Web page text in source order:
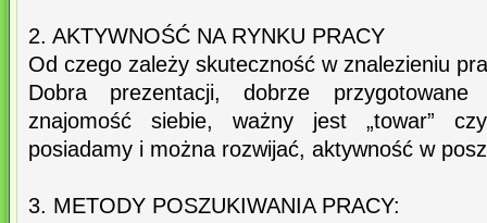
2. AKTYWNOŚĆ NA RYNKU PRACY
Od czego zależy skuteczność w znalezieniu
Dobra prezentacji, dobrze przygotowane
znajomość siebie, ważny jest „towar”
posiadamy i można rozwijać, aktywność w
3. METODY POSZUKIWANIA PRACY: